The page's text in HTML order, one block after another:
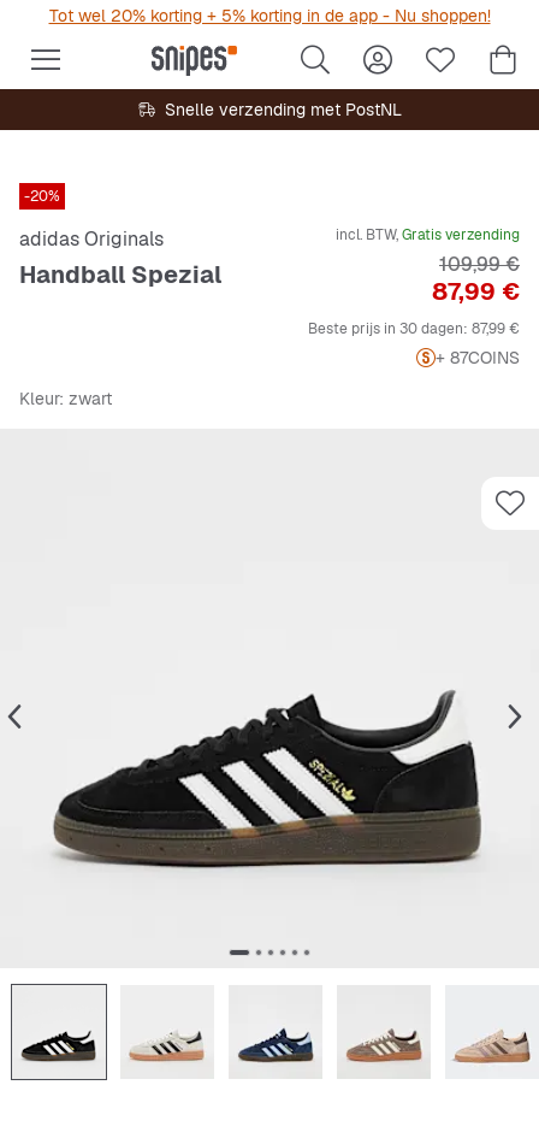
Tot wel 20% korting + 5% korting in de app - Nu shoppen!
Snelle verzending met PostNL
-20%
adidas Originals
Handball Spezial
incl. BTW,Gratis verzending
Prijs
87,99 €
Originele
109,99 €
Beste prijs in 30 dagen: 87,99 €
+ 87COINS
Kleur: zwart